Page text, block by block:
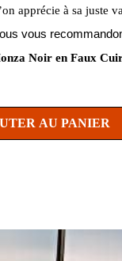
apprécie à sa juste
vous
Noir en Faux
AU PANIER